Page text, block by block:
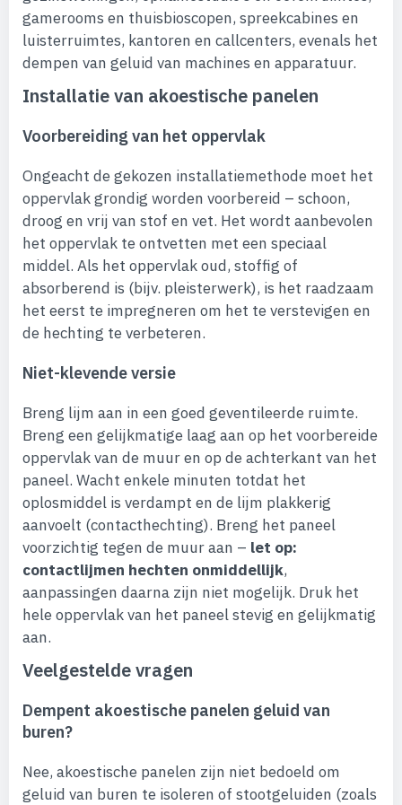
gamerooms en thuisbioscopen, spreekcabines en
luisterruimtes, kantoren en callcenters, evenals het
dempen van geluid van machines en apparatuur.
Installatie van akoestische panelen
Voorbereiding van het oppervlak
Ongeacht de gekozen installatiemethode moet het
oppervlak grondig worden voorbereid – schoon,
droog en vrij van stof en vet. Het wordt aanbevolen
het oppervlak te ontvetten met een speciaal
middel. Als het oppervlak oud, stoffig of
absorberend is (bijv. pleisterwerk), is het raadzaam
het eerst te impregneren om het te verstevigen en
de hechting te verbeteren.
Niet-klevende versie
Breng lijm aan in een goed geventileerde ruimte.
Breng een gelijkmatige laag aan op het voorbereide
oppervlak van de muur en op de achterkant van het
paneel. Wacht enkele minuten totdat het
oplosmiddel is verdampt en de lijm plakkerig
aanvoelt (contacthechting). Breng het paneel
voorzichtig tegen de muur aan – let op:
contactlijmen hechten onmiddellijk,
aanpassingen daarna zijn niet mogelijk. Druk het
hele oppervlak van het paneel stevig en gelijkmatig
aan.
Veelgestelde vragen
Dempent akoestische panelen geluid van
buren?
Nee, akoestische panelen zijn niet bedoeld om
geluid van buren te isoleren of stootgeluiden (zoals